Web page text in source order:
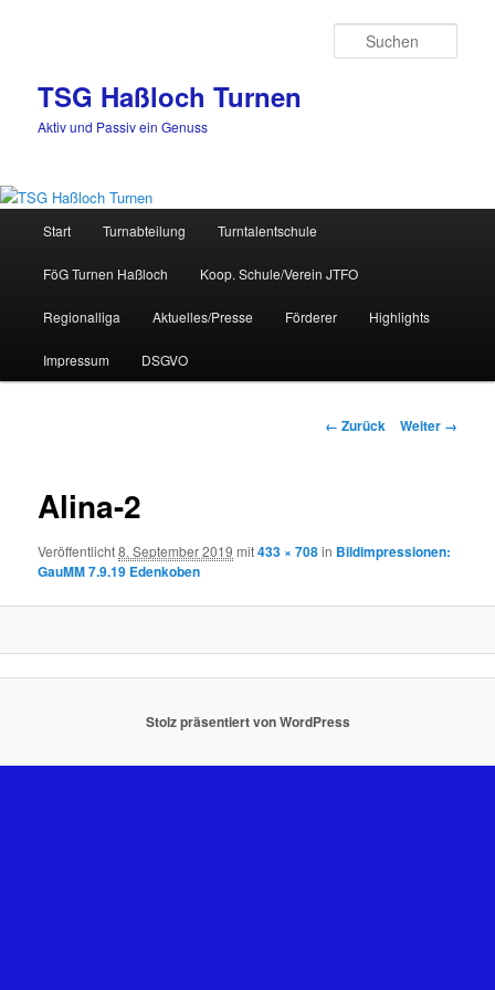
TSG Haßloch Turnen
Aktiv und Passiv ein Genuss
Start Turnabteilung Turntalentschule
FöG Turnen Haßloch Koop. Schule/Verein JTFO
Regionalliga Aktuelles/Presse Förderer Highlights
Impressum DSGVO
Bilder-
← Zurück Weiter →
Alina-2
Veröffentlicht8. September 2019 mit433 × 708in Bildimpressionen:
GauMM 7.9.19 Edenkoben
Stolz präsentiert von WordPress